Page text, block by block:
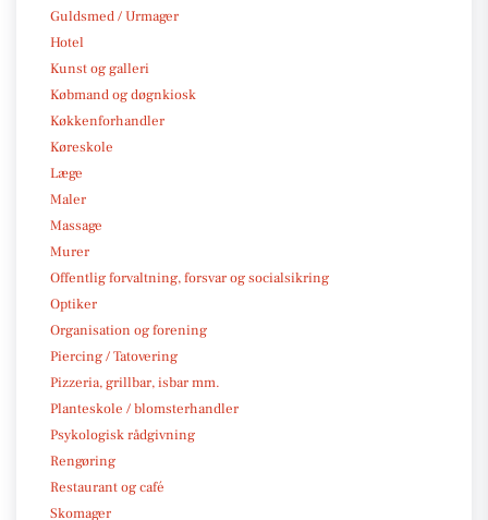
Guldsmed / Urmager
Hotel
Kunst og galleri
Købmand og døgnkiosk
Køkkenforhandler
Køreskole
Læge
Maler
Massage
Murer
Offentlig forvaltning, forsvar og socialsikring
Optiker
Organisation og forening
Piercing / Tatovering
Pizzeria, grillbar, isbar mm.
Planteskole / blomsterhandler
Psykologisk rådgivning
Rengøring
Restaurant og café
Skomager